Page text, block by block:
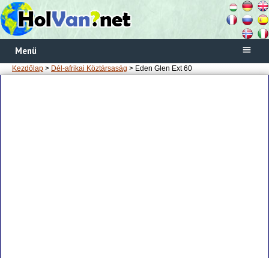
Menü
Kezdőlap > Dél-afrikai Köztársaság > Eden Glen Ext 60